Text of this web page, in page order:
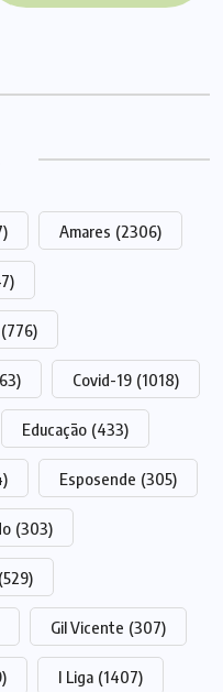
Amares (2306)
(776)
Covid-19 (1018)
Educação (433)
Esposende (305)
(303)
(529)
Gil Vicente (307)
I Liga (1407)